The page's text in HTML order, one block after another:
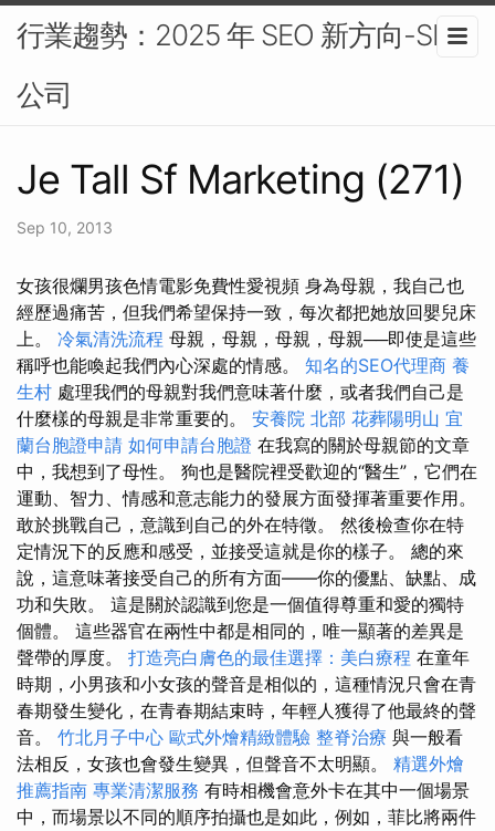
行業趨勢：2025 年 SEO 新方向-SEO
公司
Je Tall Sf Marketing (271)
Sep 10, 2013
女孩很爛男孩色情電影免費性愛視頻 身為母親，我自己也
經歷過痛苦，但我們希望保持一致，每次都把她放回嬰兒床
上。 冷氣清洗流程 母親，母親，母親，母親──即使是這些
稱呼也能喚起我們內心深處的情感。 知名的SEO代理商 養
生村 處理我們的母親對我們意味著什麼，或者我們自己是
什麼樣的母親是非常重要的。 安養院 北部 花葬陽明山 宜
蘭台胞證申請 如何申請台胞證 在我寫的關於母親節的文章
中，我想到了母性。 狗也是醫院裡受歡迎的“醫生”，它們在
運動、智力、情感和意志能力的發展方面發揮著重要作用。
敢於挑戰自己，意識到自己的外在特徵。 然後檢查你在特
定情況下的反應和感受，並接受這就是你的樣子。 總的來
說，這意味著接受自己的所有方面——你的優點、缺點、成
功和失敗。 這是關於認識到您是一個值得尊重和愛的獨特
個體。 這些器官在兩性中都是相同的，唯一顯著的差異是
聲帶的厚度。 打造亮白膚色的最佳選擇：美白療程 在童年
時期，小男孩和小女孩的聲音是相似的，這種情況只會在青
春期發生變化，在青春期結束時，年輕人獲得了他最終的聲
音。 竹北月子中心 歐式外燴精緻體驗 整脊治療 與一般看
法相反，女孩也會發生變異，但聲音不太明顯。 精選外燴
推薦指南 專業清潔服務 有時相機會意外卡在其中一個場景
中，而場景以不同的順序拍攝也是如此，例如，菲比將兩件